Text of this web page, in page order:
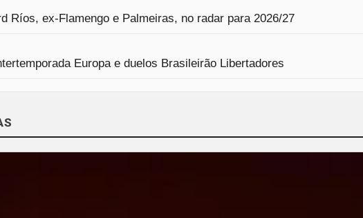
Ríos, ex-Flamengo e Palmeiras, no radar para 2026/27
Europa e duelos Brasileirão Libertadores